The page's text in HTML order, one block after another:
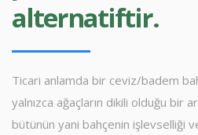
alternatiftir.
Ticari anlamda bir ceviz/badem
yalnızca ağaçların dikili olduğu bir
bütünün yani bahçenin işlevselliği